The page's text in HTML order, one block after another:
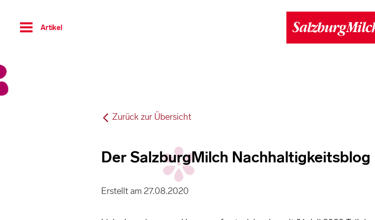
Toggle
navigation
Artikel
Zurück zur Übersicht
Der SalzburgMilch Nachhaltigkeitsblog
Erstellt am 27.08.2020